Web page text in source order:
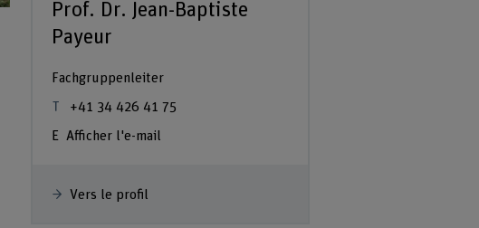
Prof. Dr. Jean-Baptiste
Payeur
Fachgruppenleiter
+41 34 426 41 75
Afficher l'e-mail
Vers le profil